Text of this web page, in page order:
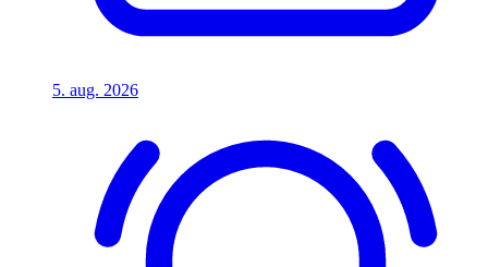
5. aug. 2026